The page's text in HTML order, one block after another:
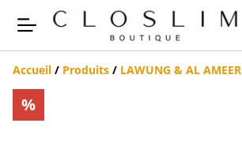
Accueil / Produits / LAWUNG & AL AMEER
%